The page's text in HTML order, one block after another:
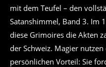
mit dem Teufel – den
Satanshimmel, Band 3. Im
diese Grimoires die Akten
der Schweiz. Magier
persönlichen Vorteil: Sie